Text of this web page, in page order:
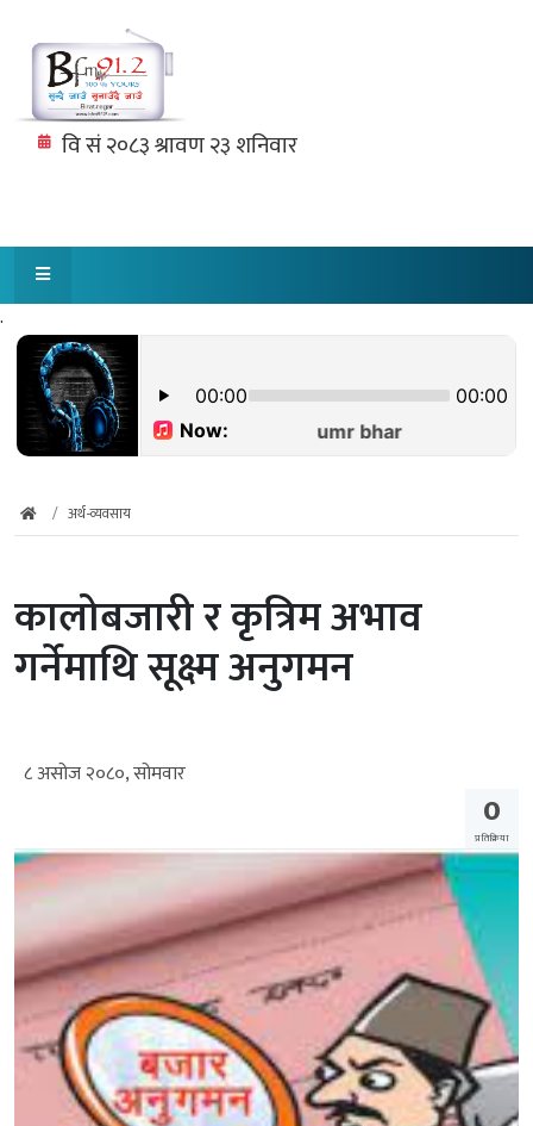
.
अर्थ-व्यवसाय
कालोबजारी र कृत्रिम अभाव
गर्नेमाथि सूक्ष्म अनुगमन
८ असोज २०८०, सोमवार
0
प्रतिक्रिया